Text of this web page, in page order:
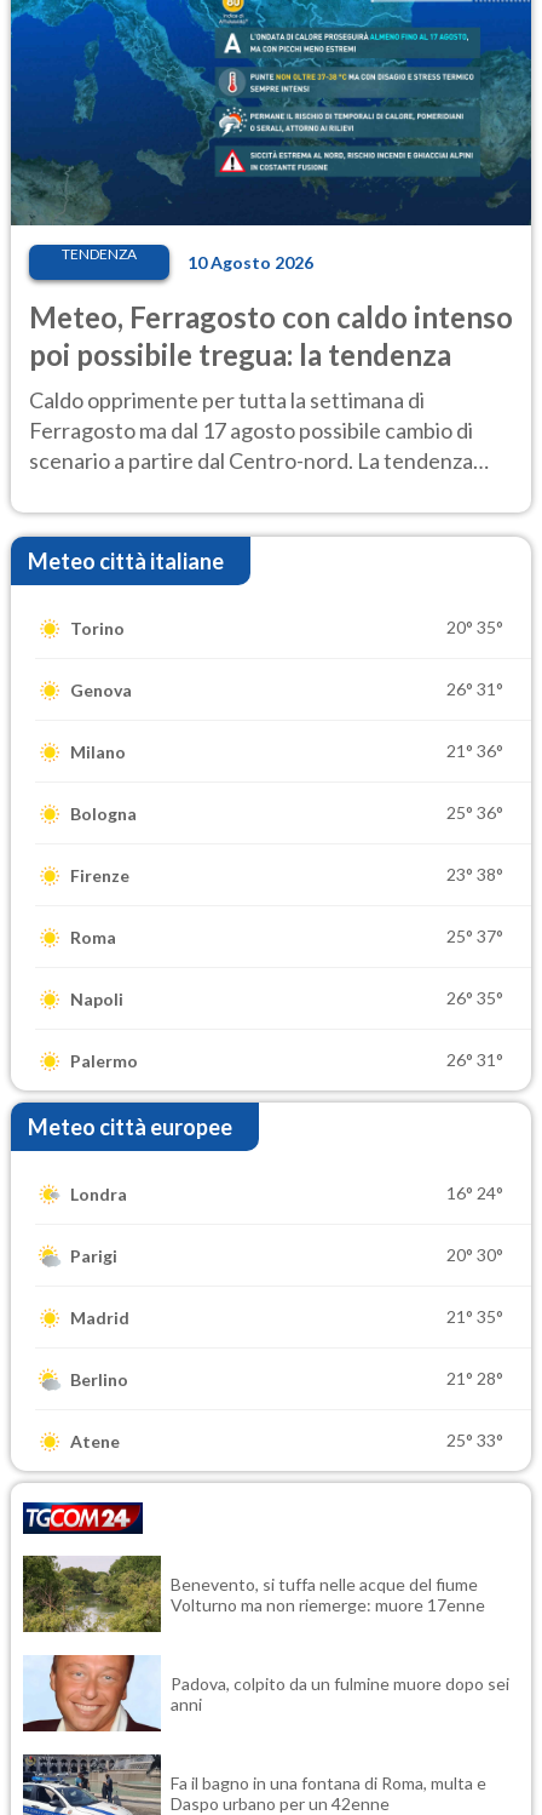
TENDENZA 10 Agosto 2026
Meteo, Ferragosto con caldo intenso
poi possibile tregua: la tendenza
Caldo opprimente per tutta la settimana di
Ferragosto ma dal 17 agosto possibile cambio di
scenario a partire dal Centro-nord. La tendenza
Meteo città italiane
Torino 20° 35°
Genova 26° 31°
Milano 21° 36°
Bologna 25° 36°
Firenze 23° 38°
Roma 25° 37°
Napoli 26° 35°
Palermo 26° 31°
Meteo città europee
Londra 16° 24°
Parigi 20° 30°
Madrid 21° 35°
Berlino 21° 28°
Atene 25° 33°
Benevento, si tuffa nelle acque del fiume
Volturno ma non riemerge: muore 17enne
Padova, colpito da un fulmine muore dopo sei
anni
Fa il bagno in una fontana di Roma, multa e
Daspo urbano per un 42enne